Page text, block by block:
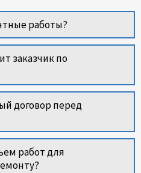
работы?
заказчик по
договор перед
работ для